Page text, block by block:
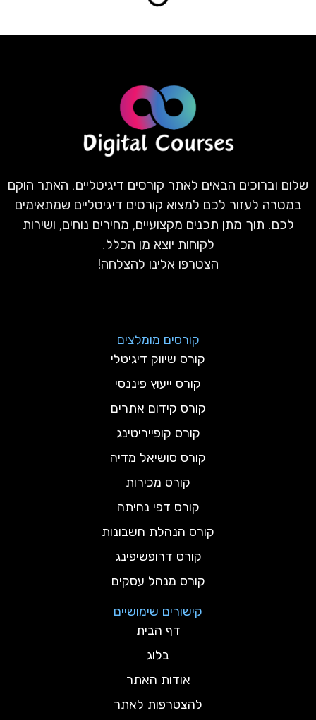
שלום וברוכים הבאים לאתר קורסים דיגיטליים. האתר הוקם
במטרה לעזור לכם למצוא קורסים דיגיטליים שמתאימים
לכם. תוך מתן תכנים מקצועיים, מחירים נוחים, ושירות
לקוחות יוצא מן הכלל.
הצטרפו אלינו להצלחה!
קורסים מומלצים
קורס שיווק דיגיטלי
קורס ייעוץ פיננסי
קורס קידום אתרים
קורס קופייריטינג
קורס סושיאל מדיה
קורס מכירות
קורס דפי נחיתה
קורס הנהלת חשבונות
קורס דרופשיפינג
קורס מנהל עסקים
קישורים שימושיים
דף הבית
בלוג
אודות האתר
להצטרפות לאתר